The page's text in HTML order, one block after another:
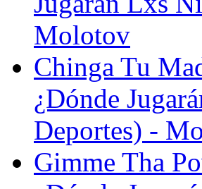
Molotov
Chinga Tu
¿Dónde
Deportes) -
Gimme Tha